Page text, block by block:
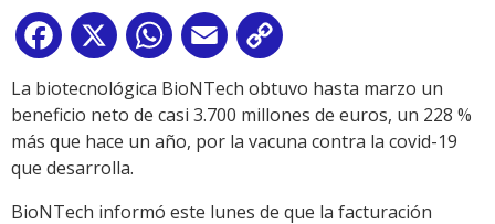
Facebook
X WhatsApp
Email
Link
La biotecnológica BioNTech obtuvo hasta marzo un
beneficio neto de casi 3.700 millones de euros, un 228 %
más que hace un año, por la vacuna contra la covid-19
que desarrolla.
BioNTech informó este lunes de que la facturación